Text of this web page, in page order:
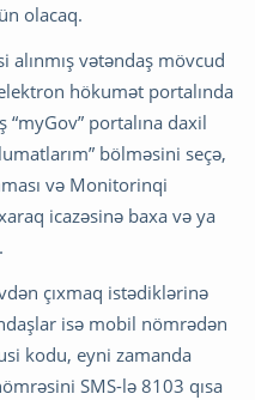
olacaq.
alınmış vətəndaş mövcud
hökumət portalında
portalına daxil
bölməsini seçə,
və Monitorinqi
icazəsinə baxa və ya
çıxmaq istədiklərinə
isə mobil nömrədən
kodu, eyni zamanda
SMS-lə 8103 qısa